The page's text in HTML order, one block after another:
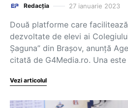
Redacția 27 ianuarie 2023
Două platforme care
dezvoltate de elevi ai
Șaguna” din Brașov, anunță
citată de G4Media.ro. Una
Vezi articolul